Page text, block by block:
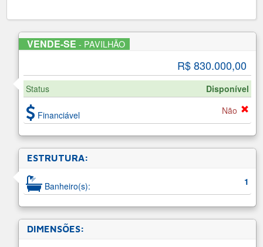
VENDE-SE- PAVILHÃO
R$ 830.000,00
Status Disponível
Financiável Não
ESTRUTURA:
Banheiro(s): 1
DIMENSÕES: